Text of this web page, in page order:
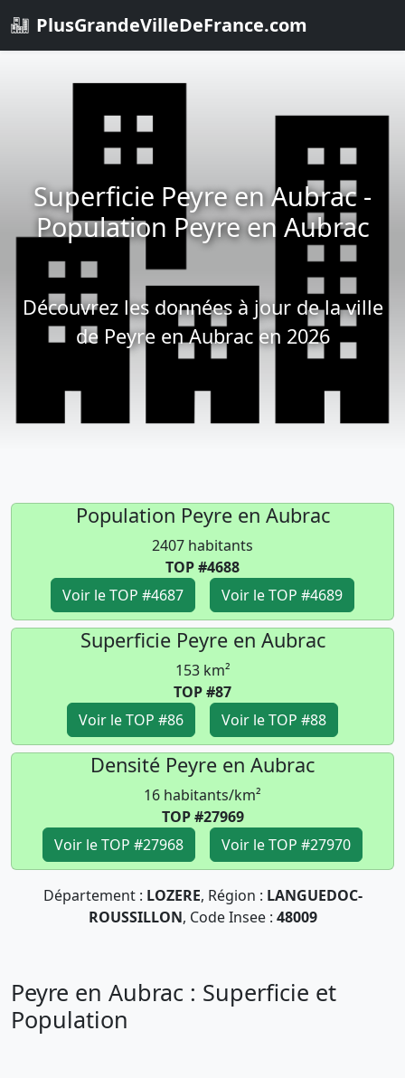
PlusGrandeVilleDeFrance.com
Superficie Peyre en Aubrac -
Population Peyre en Aubrac
Découvrez les données à jour de la ville
de Peyre en Aubrac en 2026
Population Peyre en Aubrac
2407 habitants
TOP #4688
Voir le TOP #4687
Voir le TOP #4689
Superficie Peyre en Aubrac
153 km²
TOP #87
Voir le TOP #86
Voir le TOP #88
Densité Peyre en Aubrac
16 habitants/km²
TOP #27969
Voir le TOP #27968
Voir le TOP #27970
Département : LOZERE, Région : LANGUEDOC-
ROUSSILLON, Code Insee : 48009
Peyre en Aubrac : Superficie et
Population